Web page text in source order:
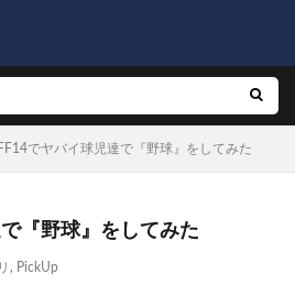
FF14でヤバイ球児達で『野球』をしてみた
『野球』をしてみた
, PickUp